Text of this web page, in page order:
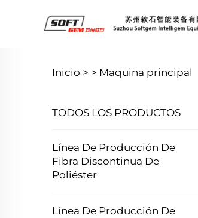
Inicio > > Maquina principal
TODOS LOS PRODUCTOS
Línea De Producción De
Fibra Discontinua De
Poliéster
Línea De Producción De